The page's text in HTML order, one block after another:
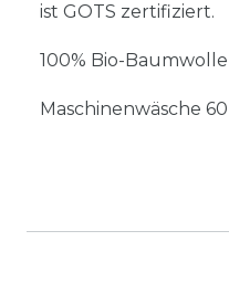
ist GOTS zertifiziert.
100% Bio-
Maschinenwäsche